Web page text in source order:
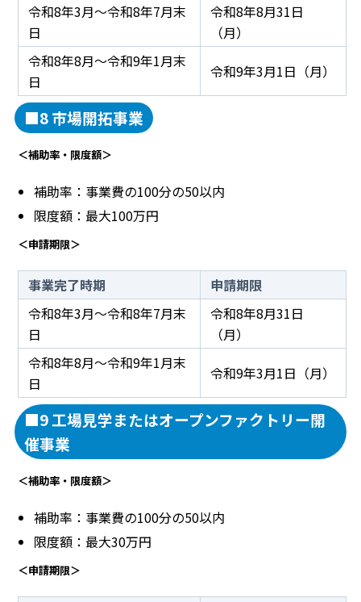
令和8年3月～令和8年7月末
日
令和8年8月31日
（月）
令和8年8月～令和9年1月末
日
令和9年3月1日（月）
■8 市場開拓事業
＜補助率・限度額＞
補助率：事業費の100分の50以内
限度額：最大100万円
＜申請期限＞
事業完了時期
申請期限
令和8年3月～令和8年7月末
日
令和8年8月31日
（月）
令和8年8月～令和9年1月末
日
令和9年3月1日（月）
■9 工場見学またはオープンファクトリー開
催事業
＜補助率・限度額＞
補助率：事業費の100分の50以内
限度額：最大30万円
＜申請期限＞